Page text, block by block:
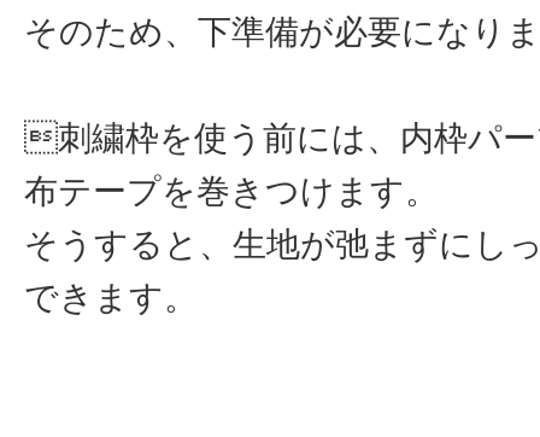
そのため、下準備が必要になり
刺繍枠を使う前には、内枠パ
布テープを巻きつけます。
そうすると、生地が弛まずにし
できます。